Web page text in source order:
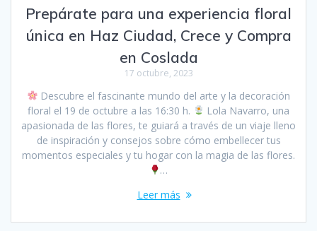
Prepárate para una experiencia floral
única en Haz Ciudad, Crece y Compra
en Coslada
17 octubre, 2023
Descubre el fascinante mundo del arte y la decoración
floral el 19 de octubre a las 16:30 h.
Lola Navarro, una
apasionada de las flores, te guiará a través de un viaje lleno
de inspiración y consejos sobre cómo embellecer tus
momentos especiales y tu hogar con la magia de las flores.
…
Leer más